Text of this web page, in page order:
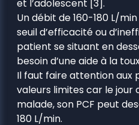
et l’adolescent [3].
Un débit de 160-180 L/
seuil d’efficacité ou
patient se situant en
besoin d’une aide à la
Il faut faire attention aux
valeurs limites car le jour
malade, son PCF peut
180 L/min.